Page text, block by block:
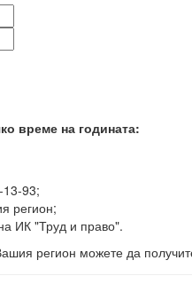
време на годината:
93;
регион;
ИК "Труд и право".
регион можете да